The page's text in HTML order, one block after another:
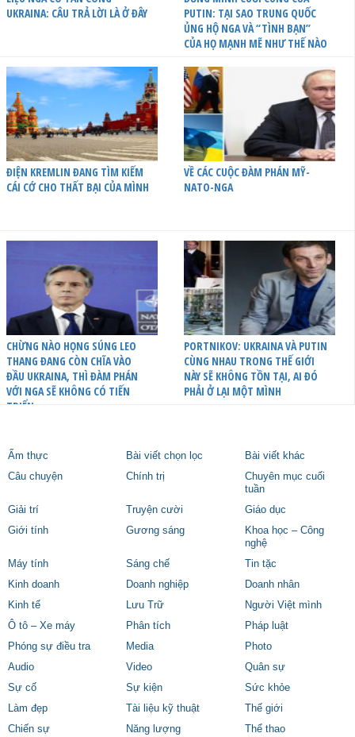
UKRAINA: CÂU TRẢ LỜI LÀ Ở ĐÂY
PUTIN: TẠI SAO TRUNG QUỐC
ỦNG HỘ NGA VÀ “TÌNH BẠN”
CỦA HỌ MẠNH MẼ NHƯ THẾ NÀO
ĐIỆN KREMLIN ĐANG TÌM KIẾM
CÁI CỚ CHO THẤT BẠI CỦA MÌNH
VỀ CÁC CUỘC ĐÀM PHÁN MỸ-
NATO-NGA
CHỪNG NÀO HỌNG SÚNG LEO
THANG ĐANG CÒN CHĨA VÀO
ĐẦU UKRAINA, THÌ ĐÀM PHÁN
VỚI NGA SẼ KHÔNG CÓ TIẾN
TRIỂN
PORTNIKOV: UKRAINA VÀ PUTIN
CÙNG NHAU TRONG THẾ GIỚI
NÀY SẼ KHÔNG TỒN TẠI, AI ĐÓ
PHẢI Ở LẠI MỘT MÌNH
Ẩm thực Bài viết chọn lọc
Bài viết khác
Câu chuyện
Chính trị
Chuyên mục cuối
tuần
Giải trí
Truyện cười
Giáo dục
Giới tính
Gương sáng
Khoa học – Công
nghệ
Máy tính
Sáng chế
Tin tặc
Kinh doanh
Doanh nghiệp
Doanh nhân
Kinh tế
Lưu Trữ
Người Việt mình
Ô tô – Xe máy
Phân tích
Pháp luật
Phóng sự điều tra
Media
Photo
Audio
Video
Quân sự
Sự cố
Sự kiện
Sức khỏe
Làm đẹp
Tài liệu kỹ thuật
Thế giới
Chiến sự
Năng lượng Thể thao